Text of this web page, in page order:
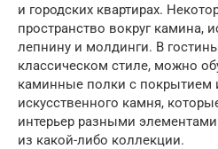
и городских квартирах.
пространство вокруг камина,
лепнину и молдинги. В
классическом стиле, можно
каминные полки с покрытием
искусственного камня,
интерьер разными
из какой-либо коллекции.